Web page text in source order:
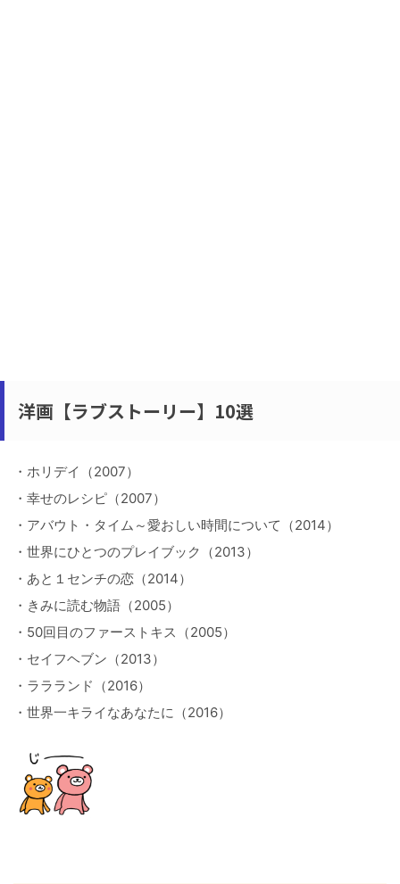
洋画【ラブストーリー】10選
・ホリデイ（2007）
・幸せのレシピ（2007）
・アバウト・タイム～愛おしい時間について（2014）
・世界にひとつのプレイブック（2013）
・あと１センチの恋（2014）
・きみに読む物語（2005）
・50回目のファーストキス（2005）
・セイフヘブン（2013）
・ララランド（2016）
・世界一キライなあなたに（2016）